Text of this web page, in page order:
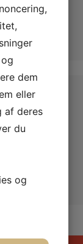
dem
eller
af deres
du
og